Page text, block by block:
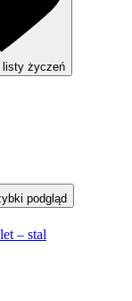
listy życzeń
podgląd